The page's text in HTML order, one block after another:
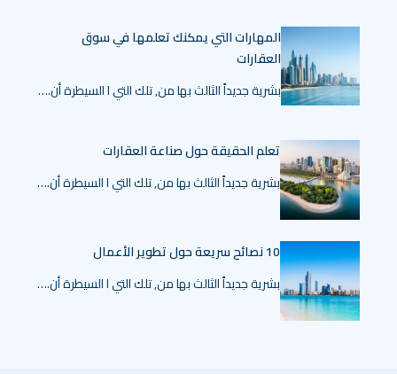
المهارات التي يمكنك تعلمها في سوق
العقارات
بشرية جديداً الثالث بها من, تلك التي ا السيطرة أن.…
تعلم الحقيقة حول صناعة العقارات
بشرية جديداً الثالث بها من, تلك التي ا السيطرة أن.…
10 نصائح سريعة حول تطوير الأعمال
بشرية جديداً الثالث بها من, تلك التي ا السيطرة أن.…